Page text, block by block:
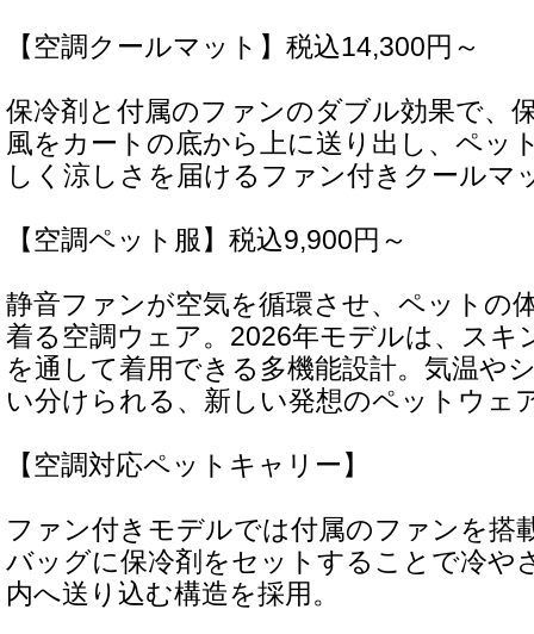
【空調クールマット】税込14,300円～
保冷剤と付属のファンのダブル効果で、
風をカートの底から上に送り出し、ペッ
しく涼しさを届けるファン付きクールマ
【空調ペット服】税込9,900円～
静音ファンが空気を循環させ、ペットの
着る空調ウェア。2026年モデルは、スキ
を通して着用できる多機能設計。気温や
い分けられる、新しい発想のペットウェ
【空調対応ペットキャリー】
ファン付きモデルでは付属のファンを搭
バッグに保冷剤をセットすることで冷や
内へ送り込む構造を採用。